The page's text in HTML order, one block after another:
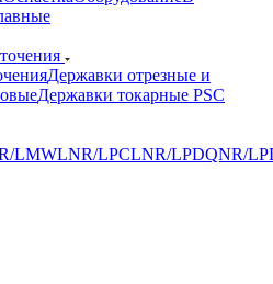
Державки отрезные и
Державки токарные PSC
LMWLNR/LPCLNR/LPDQNR/L